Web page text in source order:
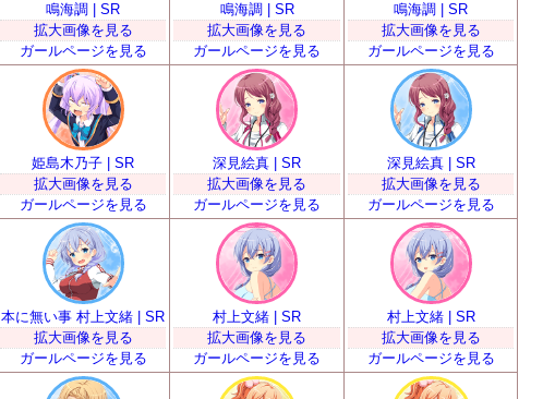
鳴海調 | SR
拡大画像を見る
ガールページを見る
鳴海調 | SR
拡大画像を見る
ガールページを見る
鳴海調 | SR
拡大画像を見る
ガールページを見る
姫島木乃子 | SR
拡大画像を見る
ガールページを見る
深見絵真 | SR
拡大画像を見る
ガールページを見る
深見絵真 | SR
拡大画像を見る
ガールページを見る
本に無い事 村上文緒 | SR
拡大画像を見る
ガールページを見る
村上文緒 | SR
拡大画像を見る
ガールページを見る
村上文緒 | SR
拡大画像を見る
ガールページを見る